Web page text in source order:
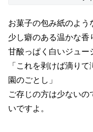
お菓子の包み紙のよう
少し癖のある温かな香
甘酸っぱく白いジュー
「これを剥けば滴り
園のごとし」
ご存じの方は少ないの
いですよ。